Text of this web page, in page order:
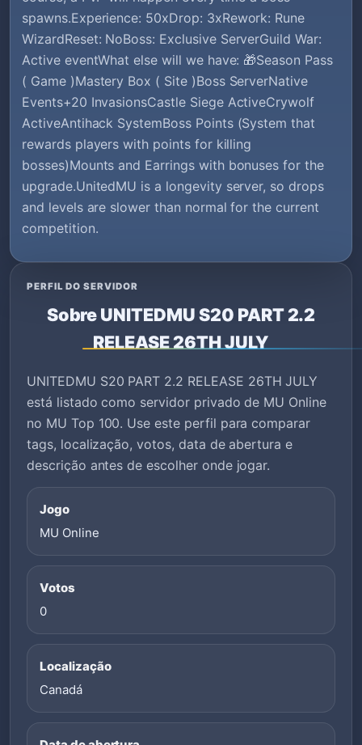
spawns.Experience: 50xDrop: 3xRework: Rune
WizardReset: NoBoss: Exclusive ServerGuild War:
Active eventWhat else will we have: 🎁Season Pass
( Game )Mastery Box ( Site )Boss ServerNative
Events+20 InvasionsCastle Siege ActiveCrywolf
ActiveAntihack SystemBoss Points (System that
rewards players with points for killing
bosses)Mounts and Earrings with bonuses for the
upgrade.UnitedMU is a longevity server, so drops
and levels are slower than normal for the current
competition.
PERFIL DO SERVIDOR
Sobre UNITEDMU S20 PART 2.2
RELEASE 26TH JULY
UNITEDMU S20 PART 2.2 RELEASE 26TH JULY
está listado como servidor privado de MU Online
no MU Top 100. Use este perfil para comparar
tags, localização, votos, data de abertura e
descrição antes de escolher onde jogar.
Jogo
MU Online
Votos
0
Localização
Canadá